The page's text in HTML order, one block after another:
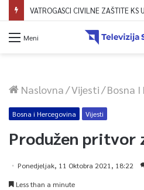
Meni
Naslovna/Vijesti/Bosna
Bosna i Hercegovina Vijesti
Produžen pritvor
Ponedjeljak, 11 Oktobra 2021, 18:22
Less than a minute